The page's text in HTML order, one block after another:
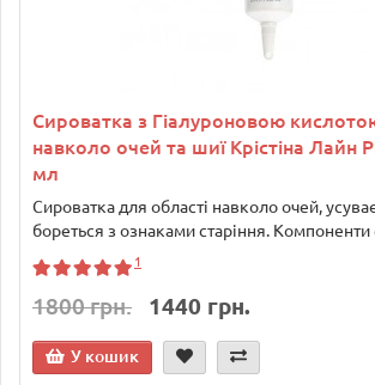
Сироватка з Гіалуроновою
навколо очей та шиї Крістіна Лайн
мл
Сироватка для області навколо очей,
бореться з ознаками старіння. Компоненти
1
1800 грн. 1440 грн.
У кошик